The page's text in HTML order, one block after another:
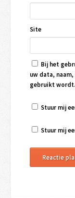
Site
Bij het
uw data,
gebruikt
Stuur mij
Stuur mij